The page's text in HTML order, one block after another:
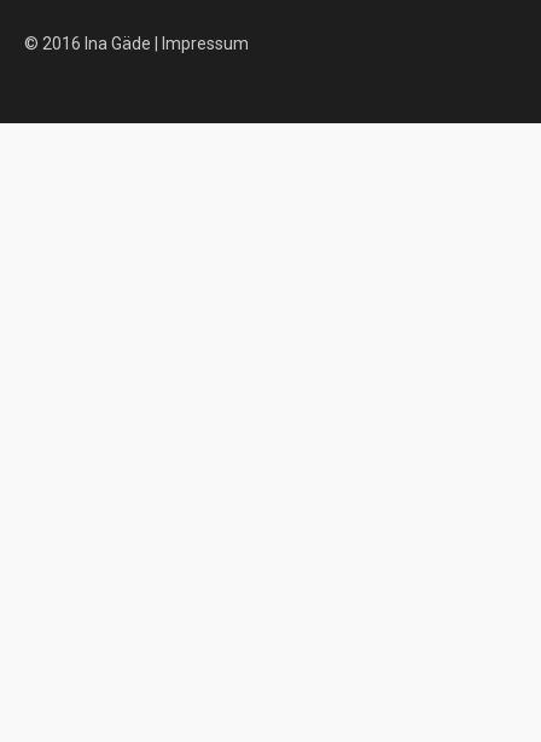
© 2016 Ina Gäde | Impressum